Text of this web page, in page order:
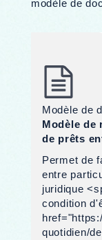
modèle de
Modèle de
Modèle de
de prêts
Permet de
entre
juridique
condition
quotidien/